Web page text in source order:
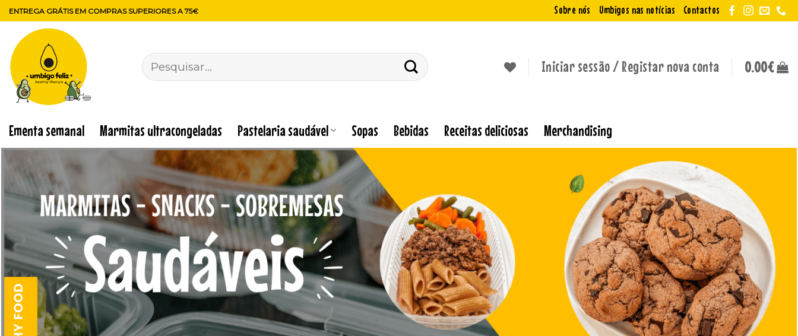
Skip
to
content
ENTREGA GRÁTIS EM COMPRAS SUPERIORES A 75€ Sobre nós Umbigos nas notícias Contactos
Pesquisar
por:
Iniciar sessão / Registar nova conta 0.00€
Ementa semanal Marmitas ultracongeladas Pastelaria saudável Sopas Bebidas Receitas deliciosas Merchandising